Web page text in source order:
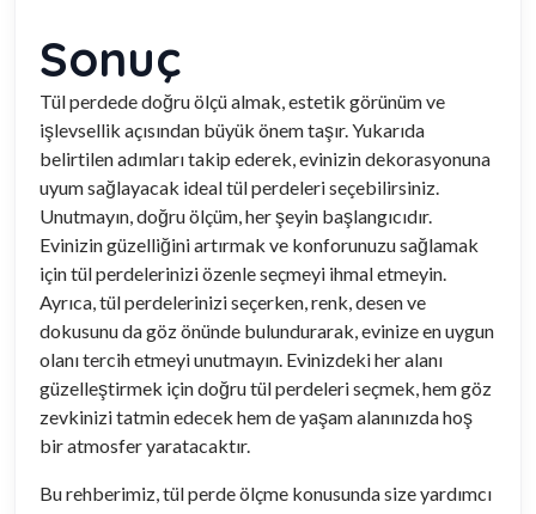
Sonuç
Tül perdede doğru ölçü almak, estetik görünüm ve
işlevsellik açısından büyük önem taşır. Yukarıda
belirtilen adımları takip ederek, evinizin dekorasyonuna
uyum sağlayacak ideal tül perdeleri seçebilirsiniz.
Unutmayın, doğru ölçüm, her şeyin başlangıcıdır.
Evinizin güzelliğini artırmak ve konforunuzu sağlamak
için tül perdelerinizi özenle seçmeyi ihmal etmeyin.
Ayrıca, tül perdelerinizi seçerken, renk, desen ve
dokusunu da göz önünde bulundurarak, evinize en uygun
olanı tercih etmeyi unutmayın. Evinizdeki her alanı
güzelleştirmek için doğru tül perdeleri seçmek, hem göz
zevkinizi tatmin edecek hem de yaşam alanınızda hoş
bir atmosfer yaratacaktır.
Bu rehberimiz, tül perde ölçme konusunda size yardımcı